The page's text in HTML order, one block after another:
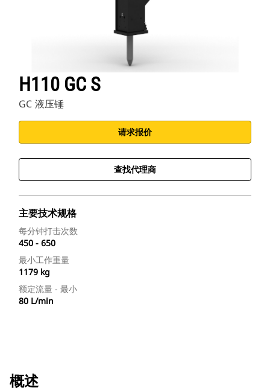
H110 GC S
GC 液压锤
请求报价
查找代理商
主要技术规格
每分钟打击次数
450 - 650
最小工作重量
1179 kg
额定流量 - 最小
80 L/min
概述